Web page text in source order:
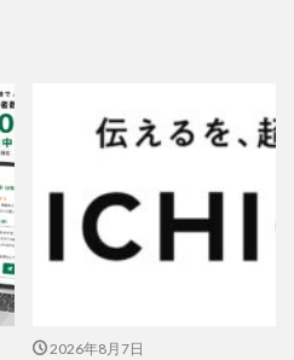
2026年8月7日